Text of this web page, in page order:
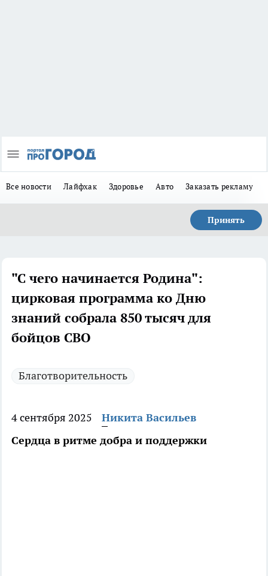
Все новости Лайфхак Здоровье Авто Заказать рекламу
Принять
"С чего начинается Родина":
цирковая программа ко Дню
знаний собрала 850 тысяч для
бойцов СВО
Благотворительность
4 сентября 2025
Никита Васильев
Сердца в ритме добра и поддержки